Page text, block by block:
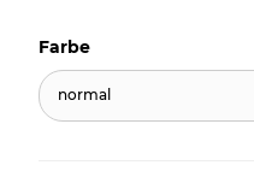
Farbe
normal